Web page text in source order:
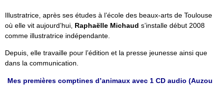
Illustratrice, après ses études à l’école des beaux-arts de Toulouse
où elle vit aujourd’hui, Raphaëlle Michaud s’installe début 2008
comme illustratrice indépendante.
Depuis, elle travaille pour l’édition et la presse jeunesse ainsi que
dans la communication.
Mes premières comptines d’animaux avec 1 CD audio (Auzou